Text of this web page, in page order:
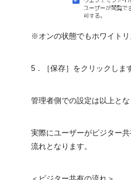
※オンの状態でもホワイト
5．［保存］をクリックしま
管理者側での設定は以上とな
実際にユーザーがビジター
流れとなります。